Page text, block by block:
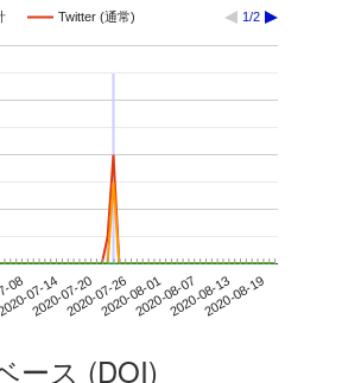
Twitter (通常) 1/2
0807-14
2020-07-202020-07-262020-08-012020-08-072020-08-132020-08-19
ース (DOI)